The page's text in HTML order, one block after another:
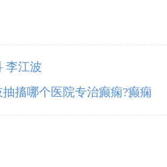
李江波
抽搐哪个医院专治癫痫?癫痫